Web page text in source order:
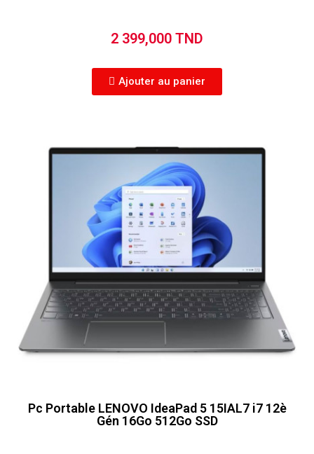
2 399,000 TND
Ajouter au panier
Pc Portable LENOVO IdeaPad 5 15IAL7 i7 12è
Gén 16Go 512Go SSD